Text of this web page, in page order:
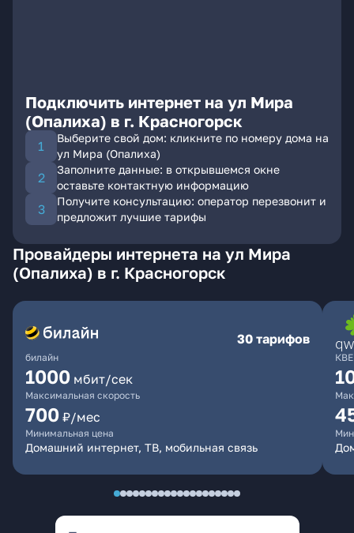
Подключить интернет на ул Мира
(Опалиха) в г. Красногорск
Выберите свой дом: кликните по номеру дома на
ул Мира (Опалиха)
Заполните данные: в открывшемся окне
оставьте контактную информацию
Получите консультацию: оператор перезвонит и
предложит лучшие тарифы
Провайдеры интернета на ул Мира
(Опалиха) в г. Красногорск
билайн
30 тарифов
1000 мбит/сек
Максимальная скорость
700 ₽/мес
Минимальная цена
Домашний интернет, ТВ, мобильная связь